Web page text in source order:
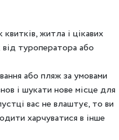
житла і цікавих
від туроператора або
або пляж за умовами
і шукати нове місце для
вас не влаштує, то ви
харчуватися в інше